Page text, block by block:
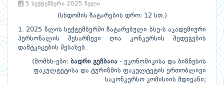
5 სექტემბერი 2025 წელი
(სხდომის ჩატარების დრო: 12 სთ.)
1. 2025 წლის სექტემბერში ჩატარებული ბსუ-ს აკადემიური
პერსონალის შესარჩევი ღია კონკურსის შედეგების
დამტკიცების შესახებ.
(მომხს-ები: ბადრი გეჩბაია - ეკონომიკისა და ბიზნესის
ფაკულტეტისა და ტურიზმის ფაკულტეტის ერთობლივი
საკონკურსო კომისიის მდივანი;